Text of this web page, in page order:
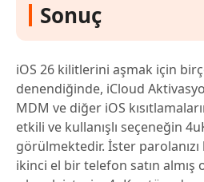
Sonuç
iOS 26 kilitlerini aşmak için
denendiğinde, iCloud
MDM ve diğer iOS
etkili ve kullanışlı seçeneğin
görülmektedir. İster
ikinci el bir telefon satın almış